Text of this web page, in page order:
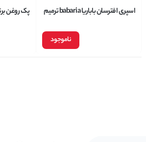
اسپری افترسان باباریا babaria ترمیم
ناموجود